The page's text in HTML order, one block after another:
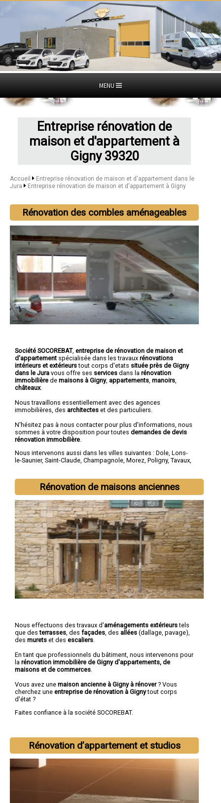
MENU
Entreprise rénovation de
maison et d'appartement à
Gigny 39320
Accueil
Entreprise rénovation de maison et d'appartement dans le
Jura
Entreprise rénovation de maison et d'appartement à Gigny
Rénovation des combles aménageables
Société SOCOREBAT, entreprise de rénovation de maison et
d'appartement spécialisée dans les travaux rénovations
intérieurs et extérieurstout corps d'etats située près de Gigny
dans le Jura vous offre ses services dans la rénovation
immobilière de maisons à Gigny, appartements manoirs
châteaux.
Nous travaillons essentiellement avec des agences
immobilières, des architectes et des particuliers.
N'hésitez pas à nous contacter pour plus d'informations, nous
sommes à votre disposition pour toutes demandes de devis
rénovation immobilière
Nous intervenons aussi dans les villes suivantes : Dole, Lons-
le-Saunier, Saint-Claude, Champagnole, Morez, Poligny, Tavaux,
Rénovation de maisons anciennes
Nous effectuons des travaux d'aménagements extérieurstels
que desterrasses , des façades , des allées (dallage, pavage),
des murets et des escaliers
En tant que professionnels du bâtiment, nous intervenons pour
la rénovation immobilière de Gigny d'appartements, de
maisons et de commerces
Vous avez une maison ancienne à Gigny à rénover? Vous
cherchez une entreprise de rénovation à Gignytout corps
d'état ?
Faites confiance à la société SOCOREBAT.
Rénovation d’appartement et studios